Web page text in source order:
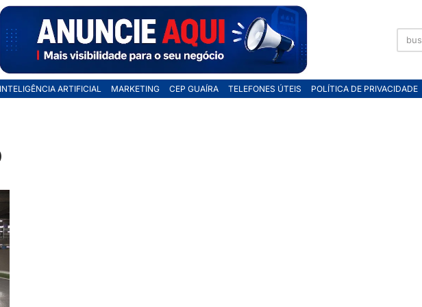
INTELIGÊNCIA ARTIFICIAL MARKETING CEP GUAÍRA TELEFONES ÚTEIS POLÍTICA DE PRIVACIDADE